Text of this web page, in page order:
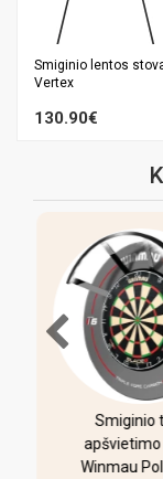
Smiginio lentos
Vertex
130.90€
Smiginio
apšvietimo
Winmau